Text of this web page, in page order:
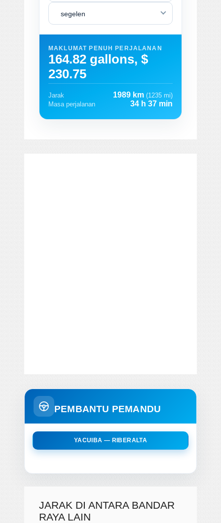
segelen
MAKLUMAT PENUH PERJALANAN
164.82 gallons, $
230.75
Jarak 1989 km (1235 mi)
Masa perjalanan
34 h 37 min
PEMBANTU PEMANDU
YACUIBA — RIBERALTA
JARAK DI ANTARA BANDAR
RAYA LAIN